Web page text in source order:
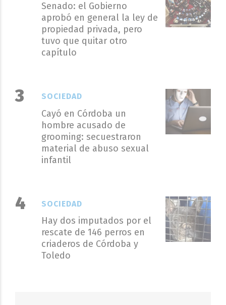
Senado: el Gobierno
aprobó en general la ley de
propiedad privada, pero
tuvo que quitar otro
capítulo
Cayó en Córdoba un
hombre acusado de
grooming: secuestraron
material de abuso sexual
infantil
SOCIEDAD
Hay dos imputados por el
rescate de 146 perros en
criaderos de Córdoba y
Toledo
SOCIEDAD